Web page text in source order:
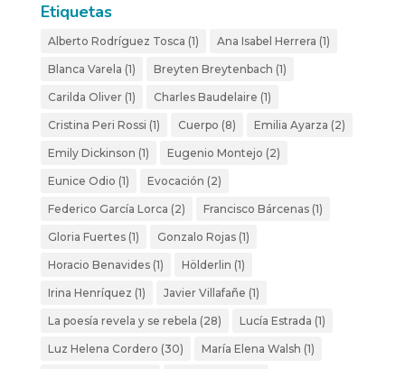
Etiquetas
Alberto Rodríguez Tosca (1) Ana Isabel Herrera (1)
Blanca Varela (1) Breyten Breytenbach (1)
Carilda Oliver(1) Charles Baudelaire (1)
Cristina Peri Rossi (1) Cuerpo (8) Emilia Ayarza (2)
Emily Dickinson (1) Eugenio Montejo (2)
Eunice Odio (1) Evocación (2)
Federico García Lorca (2) Francisco Bárcenas(1)
Gloria Fuertes(1) Gonzalo Rojas(1)
Horacio Benavides(1) Hölderlin (1)
Irina Henríquez (1) Javier Villafañe (1)
La poesía revela y se rebela (28) Lucía Estrada (1)
Luz Helena Cordero (30) María Elena Walsh (1)